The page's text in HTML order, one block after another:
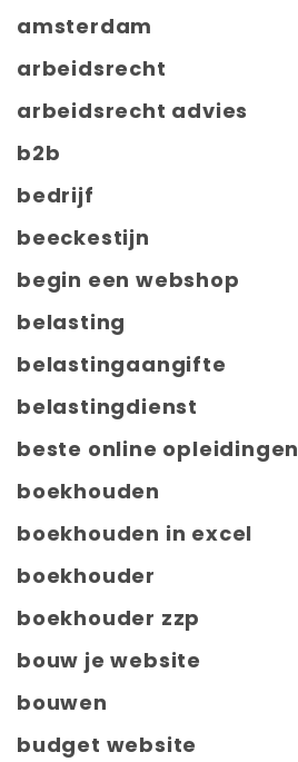
amsterdam
arbeidsrecht
arbeidsrecht advies
b2b
bedrijf
beeckestijn
begin een webshop
belasting
belastingaangifte
belastingdienst
beste online opleidingen
boekhouden
boekhouden in excel
boekhouder
boekhouder zzp
bouw je website
bouwen
budget website